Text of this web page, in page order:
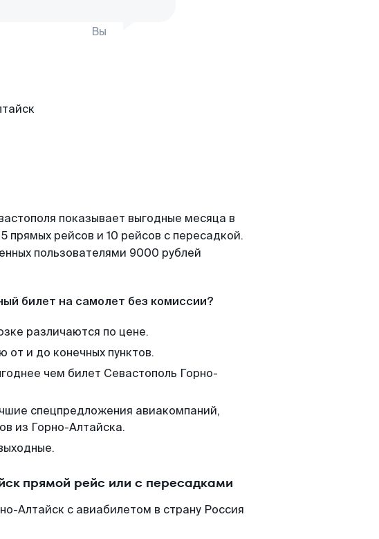
Вы
показывает выгодные месяца в
рейсов и 10 рейсов с пересадкой.
пользователями 9000 рублей
билет на самолет без комиссии?
различаются по цене.
и до конечных пунктов.
чем билет Севастополь Горно-
спецпредложения авиакомпаний,
из Горно-Алтайска.
прямой рейс или с пересадками
Алтайск с авиабилетом в страну Россия